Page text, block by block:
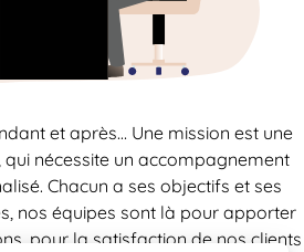
et après… Une mission est une
qui nécessite un accompagnement
Chacun a ses objectifs et ses
nos équipes sont là pour apporter
pour la satisfaction de nos clients